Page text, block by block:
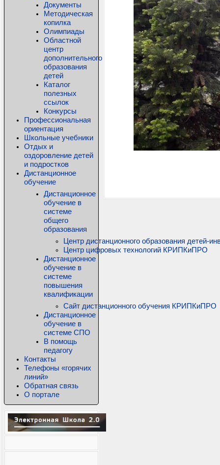
Документы
Методическая
копилка
Олимпиады
Областной
центр
дополнительного
образования
детей
Каталог
полезных
ссылок
Конкурсы
Профессиональная
ориентация
Школьные учебники
Отдых и
оздоровление детей
и подростков
Дистанционное
обучение
Дистанционное
обучение в
системе
общего
образования
Центр дистанционного образования детей-
Центр цифровых технологий КРИПКиПРО
Дистанционное
обучение в
системе
повышения
квалификации
Сайт дистанционного обучения КРИПКиПРО
Дистанционное
обучение в
системе СПО
В помощь
педагогу
Контакты
Телефоны «горячих
линий»
Обратная связь
О портале